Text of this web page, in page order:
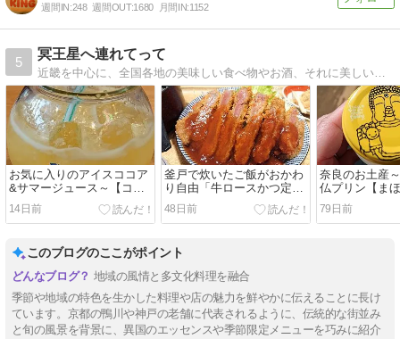
週間IN:248 週間OUT:1680 月間IN:1152
5
冥王星へ連れてって
お気に入りのアイスココア
&サマージュース～【コメ
ダ珈琲店】アステ川西店
14日前
釜戸で炊いたご飯がおかわ
り自由「牛ロースかつ定
食」【さち福や】 西宮ガー
デンズ店
48日前
奈良のお土産
仏プリン【ま
リン本舗 近鉄
79日前
このブログのここがポイント
地域の風情と多文化料理を融合
季節や地域の特色を生かした料理や店の魅力を鮮やかに伝えることに長け
ています。京都の鴨川や神戸の老舗に代表されるように、伝統的な街並み
と旬の風景を背景に、異国のエッセンスや季節限定メニューを巧みに紹介